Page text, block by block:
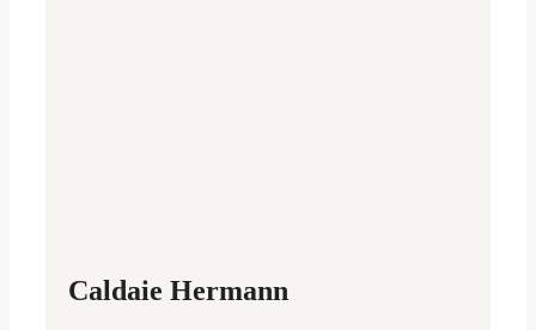
Caldaie Hermann